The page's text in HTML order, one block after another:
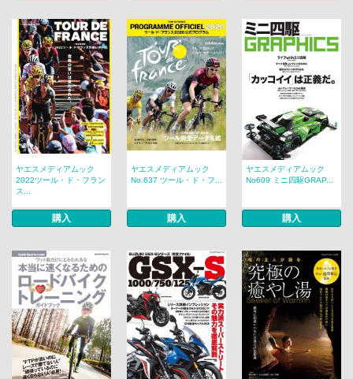
ヤエスメディアムック
2022ツール・ド・フラン
ス...
購入
ヤエスメディアムック
No.637 ツール・ド・フ...
購入
ヤエスメディアムック
No609 ミニ四駆GRAP...
購入